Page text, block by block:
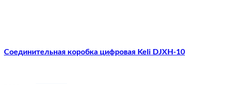
Соединительная коробка цифровая Keli DJXH-10